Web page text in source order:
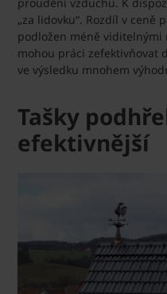
„za lidovku“. Rozdíl v
podložen méně viditelnými
mohou práci zefektivňovat
ve výsledku mnohem
Tašky
efektivnější